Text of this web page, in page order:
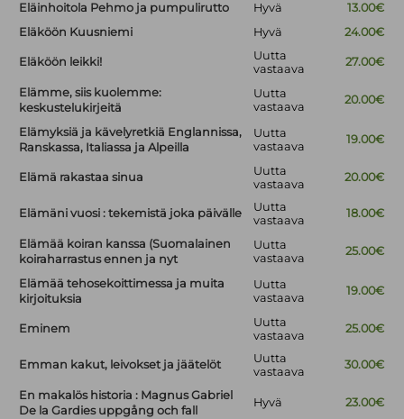
Eläinhoitola Pehmo ja pumpulirutto
Hyvä
13.00€
Eläköön Kuusniemi
Hyvä 24.00€
Eläköön leikki!
Uutta
vastaava
27.00€
Elämme, siis kuolemme:
keskustelukirjeitä
Uutta
vastaava
20.00€
Elämyksiä ja kävelyretkiä Englannissa,
Ranskassa, Italiassa ja Alpeilla
Uutta
vastaava
19.00€
Elämä rakastaa sinua
Uutta
vastaava
20.00€
Elämäni vuosi : tekemistä joka päivälle
Uutta
vastaava
18.00€
Elämää koiran kanssa (Suomalainen
koiraharrastus ennen ja nyt
Uutta
vastaava
25.00€
Elämää tehosekoittimessa ja muita
kirjoituksia
Uutta
vastaava
19.00€
Eminem
Uutta
vastaava
25.00€
Emman kakut, leivokset ja jäätelöt
Uutta
vastaava
30.00€
En makalös historia : Magnus Gabriel
De la Gardies uppgång och fall
Hyvä 23.00€